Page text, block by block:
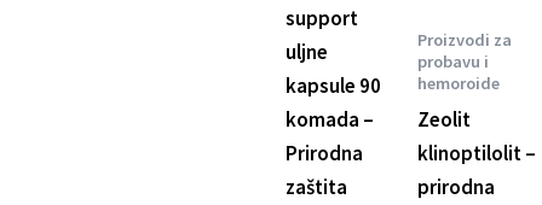
support
uljne
kapsule 90
komada –
Prirodna
zaštita
Proizvodi za
probavu i
hemoroide
Zeolit
klinoptilolit –
prirodna